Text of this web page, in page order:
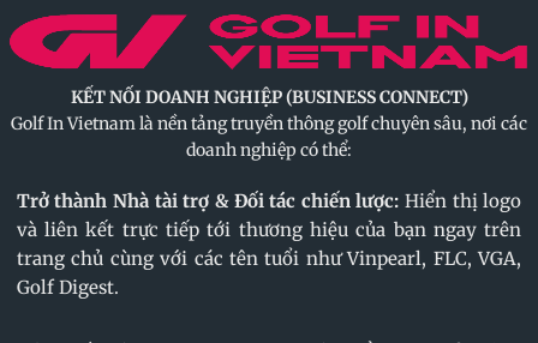
KẾT NỐI DOANH NGHIỆP (BUSINESS CONNECT)
Golf In Vietnam là nền tảng truyền thông golf chuyên sâu, nơi các
doanh nghiệp có thể:
Trở thành Nhà tài trợ & Đối tác chiến lược: Hiển thị logo
và liên kết trực tiếp tới thương hiệu của bạn ngay trên
trang chủ cùng với các tên tuổi như Vinpearl, FLC, VGA,
Golf Digest.